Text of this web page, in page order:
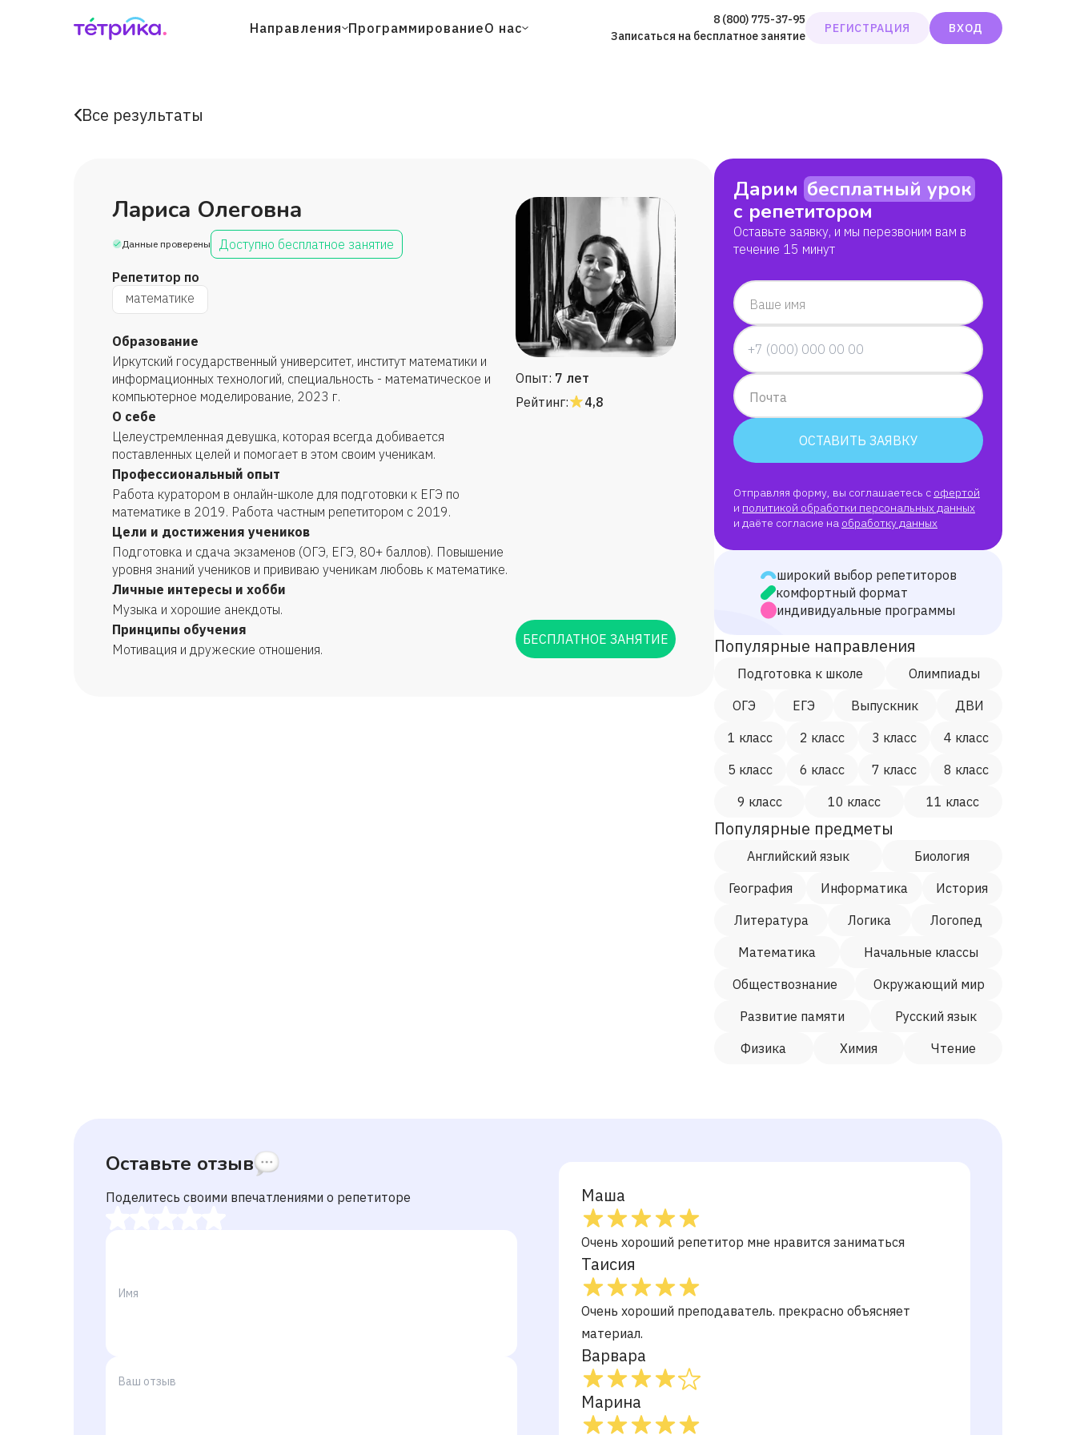
Направления ПрограммированиеО нас
8 (800) 775-37-95
Записаться на бесплатное занятие
РЕГИСТРАЦИЯ ВХОД
Все результаты
Лариса Олеговна
Данные проверены Доступно бесплатное занятие
Репетитор по
математике
Образование
Иркутский государственный университет, институт математики и
информационных технологий, специальность - математическое и
компьютерное моделирование, 2023 г.
О себе
Целеустремленная девушка, которая всегда добивается
поставленных целей и помогает в этом своим ученикам.
Профессиональный опыт
Работа куратором в онлайн-школе для подготовки к ЕГЭ по
математике в 2019. Работа частным репетитором с 2019.
Цели и достижения учеников
Подготовка и сдача экзаменов (ОГЭ, ЕГЭ, 80+ баллов). Повышение
уровня знаний учеников и прививаю ученикам любовь к математике.
Личные интересы и хобби
Музыка и хорошие анекдоты.
Принципы обучения
Мотивация и дружеские отношения.
Опыт: 7 лет
Рейтинг:
4,8
БЕСПЛАТНОЕ ЗАНЯТИЕ
Дарим бесплатный урок
с репетитором
Оставьте заявку, и мы перезвоним вам в
течение 15 минут
Ваше имя
Почта
ОСТАВИТЬ ЗАЯВКУ
Отправляя форму, вы соглашаетесь с офертой
и политикой обработки персональных данных
и даёте согласие на обработку данных
широкий выбор репетиторов
комфортный формат
индивидуальные программы
Популярные направления
Подготовка к школе
Олимпиады
ОГЭ
ЕГЭ Выпускник
ДВИ
1 класс
2 класс 3 класс
4 класс
5 класс
6 класс 7 класс
8 класс
9 класс
10 класс 11 класс
Популярные предметы
Английский язык
Биология
География
Информатика
История
Литература
Логика
Логопед
Математика
Начальные классы
Обществознание
Окружающий мир
Развитие памяти
Русский язык
Физика
Химия Чтение
Оставьте отзыв
Поделитесь своими впечатлениями о репетиторе Маша
Очень хороший репетитор мне нравится заниматься
Таисия
Очень хороший преподаватель. прекрасно объясняет
материал.
Варвара
Марина